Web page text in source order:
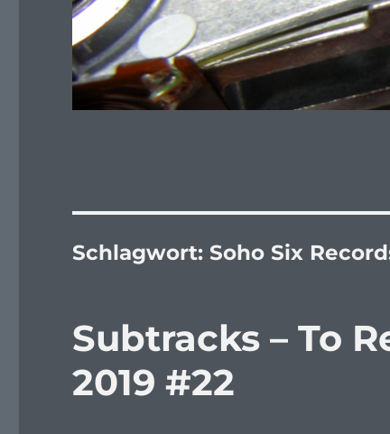
Schlagwort: Soho Six
Subtracks – To
2019 #22